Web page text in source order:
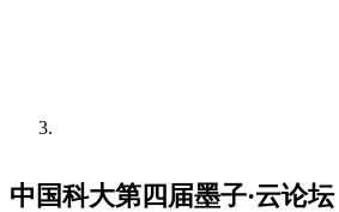
中国科大第四届墨子·云论坛